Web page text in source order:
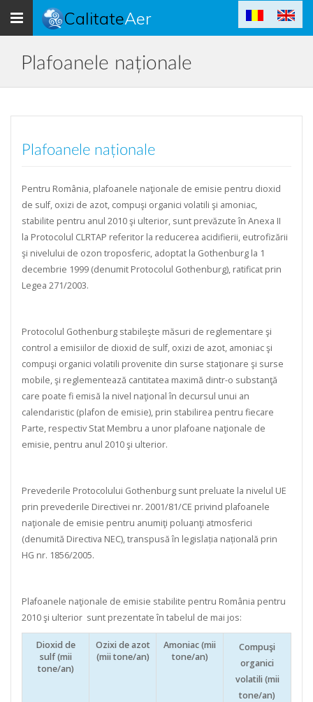
Toggle
navigation
CalitateAer
Plafoanele naționale
Plafoanele naționale
Pentru România, plafoanele naţionale de emisie pentru dioxid
de sulf, oxizi de azot, compuşi organici volatili şi amoniac,
stabilite pentru anul 2010 şi ulterior, sunt prevăzute în Anexa II
la Protocolul CLRTAP referitor la reducerea acidifierii, eutrofizării
şi nivelului de ozon troposferic, adoptat la Gothenburg la 1
decembrie 1999 (denumit Protocolul Gothenburg), ratificat prin
Legea 271/2003.
Protocolul Gothenburg stabileşte măsuri de reglementare şi
control a emisiilor de dioxid de sulf, oxizi de azot, amoniac şi
compuşi organici volatili provenite din surse staţionare şi surse
mobile, şi reglementează cantitatea maximă dintr-o substanţă
care poate fi emisă la nivel naţional în decursul unui an
calendaristic (plafon de emisie), prin stabilirea pentru fiecare
Parte, respectiv Stat Membru a unor plafoane naţionale de
emisie, pentru anul 2010 şi ulterior.
Prevederile Protocolului Gothenburg sunt preluate la nivelul UE
prin prevederile Directivei nr. 2001/81/CE privind plafoanele
naţionale de emisie pentru anumiţi poluanţi atmosferici
(denumită Directiva NEC), transpusă în legislația națională prin
HG nr. 1856/2005.
Plafoanele naţionale de emisie stabilite pentru România pentru
2010 şi ulterior sunt prezentate în tabelul de mai jos:
Dioxid de
sulf (mii
tone/an)
Ozixi de azot
(mii tone/an)
Amoniac (mii
tone/an)
Compuşi
organici
volatili (mii
tone/an)